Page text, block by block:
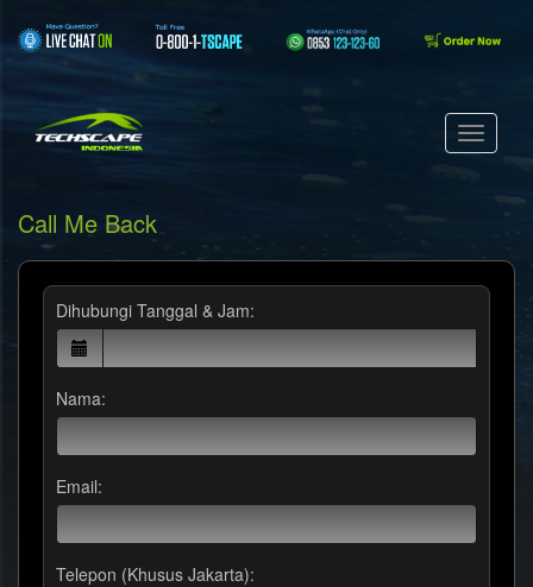
Call Me Back
Dihubungi Tanggal & Jam:
Nama:
Email:
Telepon (Khusus Jakarta):